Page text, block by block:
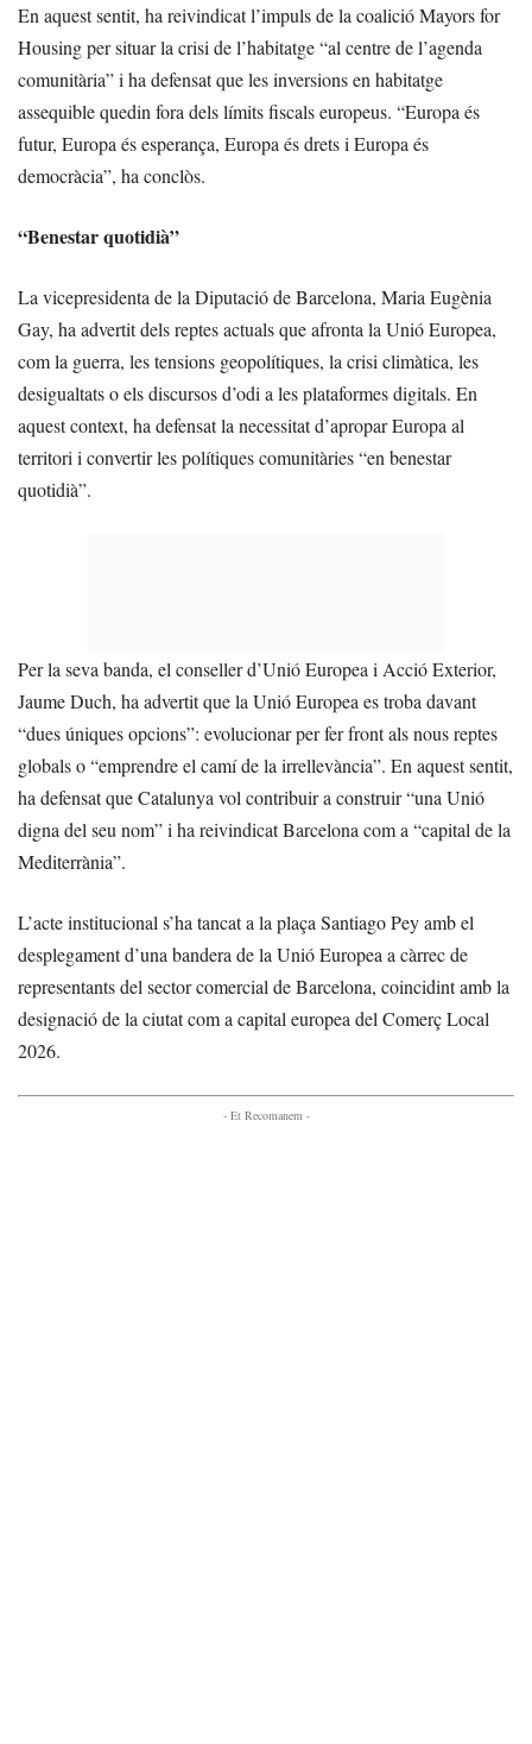
En aquest sentit, ha reivindicat l’impuls de la coalició Mayors for
Housing per situar la crisi de l’habitatge “al centre de l’agenda
comunitària” i ha defensat que les inversions en habitatge
assequible quedin fora dels límits fiscals europeus. “Europa és
futur, Europa és esperança, Europa és drets i Europa és
democràcia”, ha conclòs.
“Benestar quotidià”
La vicepresidenta de la Diputació de Barcelona, Maria Eugènia
Gay, ha advertit dels reptes actuals que afronta la Unió Europea,
com la guerra, les tensions geopolítiques, la crisi climàtica, les
desigualtats o els discursos d’odi a les plataformes digitals. En
aquest context, ha defensat la necessitat d’apropar Europa al
territori i convertir les polítiques comunitàries “en benestar
quotidià”.
Per la seva banda, el conseller d’Unió Europea i Acció Exterior,
Jaume Duch, ha advertit que la Unió Europea es troba davant
“dues úniques opcions”: evolucionar per fer front als nous reptes
globals o “emprendre el camí de la irrellevància”. En aquest sentit,
ha defensat que Catalunya vol contribuir a construir “una Unió
digna del seu nom” i ha reivindicat Barcelona com a “capital de la
Mediterrània”.
L’acte institucional s’ha tancat a la plaça Santiago Pey amb el
desplegament d’una bandera de la Unió Europea a càrrec de
representants del sector comercial de Barcelona, coincidint amb la
designació de la ciutat com a capital europea del Comerç Local
2026.
- Et Recomanem -